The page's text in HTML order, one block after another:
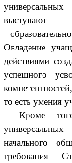
выступают
Овладение
действиями
успешного
то есть умения
Кроме
начального
требования